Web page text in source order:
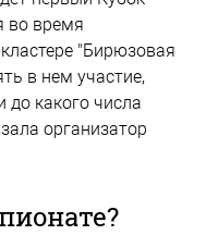
во время
"Бирюзовая
в нем участие,
до какого числа
организатор